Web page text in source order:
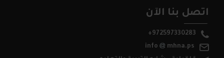
اتصل بنا الآن
+972597330283
info
mhna.ps